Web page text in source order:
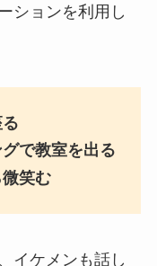
ションを利用し
で教室を出る
笑む
イケメンも話し